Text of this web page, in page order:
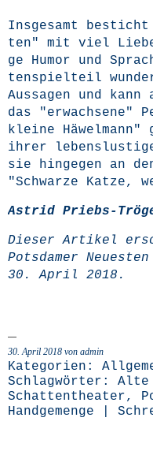
Ins­ge­samt
ten" mit viel
ge Humor und
ten­spiel­teil
Aus­sa­gen und
das "erwach­se­ne"
klei­ne Häwel­mann"
ihrer
sie hin­ge­gen an
"Schwar­ze Kat­ze,
Astrid Priebs-
Die­ser Arti­kel
Pots­da­mer
30. April 2018.
30. April 2018 von admin
Kategorien:
Schlagwörter: Alte
Schattentheater,
Handgemenge